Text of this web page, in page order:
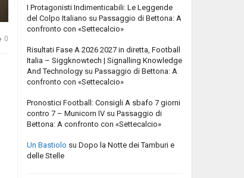
0
I Protagonisti Indimenticabili: Le Leggende
del Colpo Italiano su Passaggio di Bettona: A
confronto con «Settecalcio»
Risultati Fase A 2026 2027 in diretta, Football
Italia – Siggknowtech | Signalling Knowledge
And Technology su Passaggio di Bettona: A
confronto con «Settecalcio»
Pronostici Football: Consigli A sbafo 7 giorni
contro 7 – Municorn IV su Passaggio di
Bettona: A confronto con «Settecalcio»
Un Bastiolo su Dopo la Notte dei Tamburi e
delle Stelle